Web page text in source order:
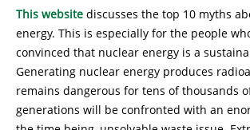
This website discusses the top 10 myths
energy. This is especially for the people
convinced that nuclear energy is a
Generating nuclear energy produces
remains dangerous for tens of thousands
generations will be confronted with an